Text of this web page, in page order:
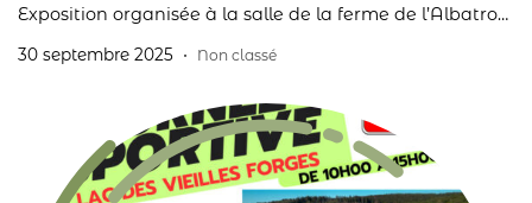
Exposition organisée à la salle de la ferme de l’Albatros-
Au programme animations, spectacles et conférences
30 septembre 2025 Non classé